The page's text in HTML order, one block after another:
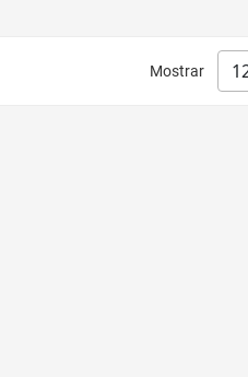
Mostrar